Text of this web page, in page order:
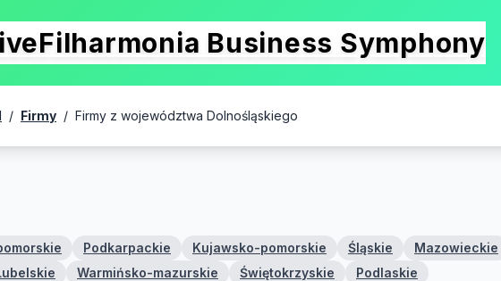
Business Symphony
/ Firmy / Firmy z województwa Dolnośląskiego
Podkarpackie Kujawsko-pomorskie Śląskie Mazowieckie
Warmińsko-mazurskie Świętokrzyskie Podlaskie